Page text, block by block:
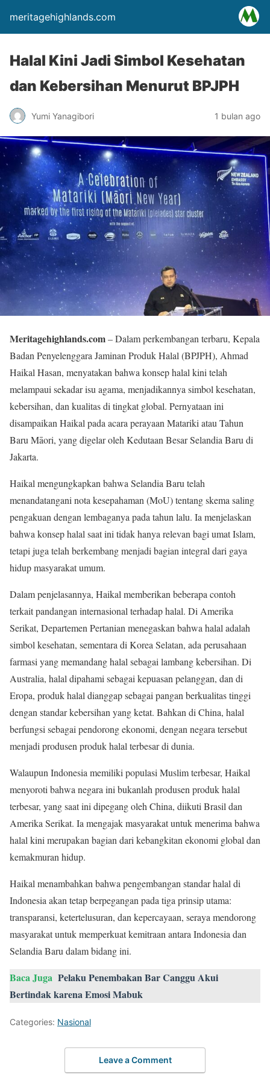
meritagehighlands.com
Halal Kini Jadi Simbol Kesehatan
dan Kebersihan Menurut BPJPH
Yumi Yanagibori 1 bulan ago
Meritagehighlands.com– Dalam perkembangan terbaru, Kepala
Badan Penyelenggara Jaminan Produk Halal (BPJPH), Ahmad
Haikal Hasan, menyatakan bahwa konsep halal kini telah
melampaui sekadar isu agama, menjadikannya simbol kesehatan,
kebersihan, dan kualitas di tingkat global. Pernyataan ini
disampaikan Haikal pada acara perayaan Matariki atau Tahun
Baru Māori, yang digelar oleh Kedutaan Besar Selandia Baru di
Jakarta.
Haikal mengungkapkan bahwa Selandia Baru telah
menandatangani nota kesepahaman (MoU) tentang skema saling
pengakuan dengan lembaganya pada tahun lalu. Ia menjelaskan
bahwa konsep halal saat ini tidak hanya relevan bagi umat Islam,
tetapi juga telah berkembang menjadi bagian integral dari gaya
hidup masyarakat umum.
Dalam penjelasannya, Haikal memberikan beberapa contoh
terkait pandangan internasional terhadap halal. Di Amerika
Serikat, Departemen Pertanian menegaskan bahwa halal adalah
simbol kesehatan, sementara di Korea Selatan, ada perusahaan
farmasi yang memandang halal sebagai lambang kebersihan. Di
Australia, halal dipahami sebagai kepuasan pelanggan, dan di
Eropa, produk halal dianggap sebagai pangan berkualitas tinggi
dengan standar kebersihan yang ketat. Bahkan di China, halal
berfungsi sebagai pendorong ekonomi, dengan negara tersebut
menjadi produsen produk halal terbesar di dunia.
Walaupun Indonesia memiliki populasi Muslim terbesar, Haikal
menyoroti bahwa negara ini bukanlah produsen produk halal
terbesar, yang saat ini dipegang oleh China, diikuti Brasil dan
Amerika Serikat. Ia mengajak masyarakat untuk menerima bahwa
halal kini merupakan bagian dari kebangkitan ekonomi global dan
kemakmuran hidup.
Haikal menambahkan bahwa pengembangan standar halal di
Indonesia akan tetap berpegangan pada tiga prinsip utama:
transparansi, ketertelusuran, dan kepercayaan, seraya mendorong
masyarakat untuk memperkuat kemitraan antara Indonesia dan
Selandia Baru dalam bidang ini.
Baca Juga Pelaku Penembakan Bar Canggu Akui
Bertindak karena Emosi Mabuk
Categories: Nasional
Leave a Comment